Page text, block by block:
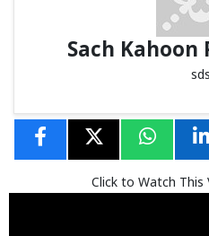
Sach Kahoon
sds
Click to Watch This